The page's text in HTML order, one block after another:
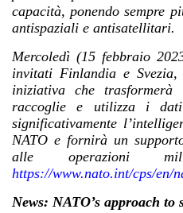
capacità, ponendo sempre
antispaziali e antisatellitari.
Mercoledì (15 febbraio
invitati Finlandia e
iniziativa che
raccoglie e utilizza i
significativamente
NATO e fornirà un
alle operazioni
https://www.nato.int/cps/en/
News: NATO’s approach to